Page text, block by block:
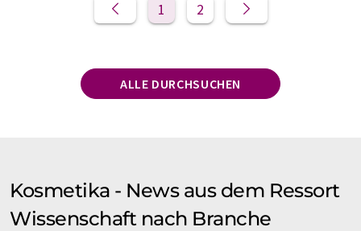
1 2
ALLE DURCHSUCHEN
Kosmetika - News aus dem Ressort
Wissenschaft nach Branche